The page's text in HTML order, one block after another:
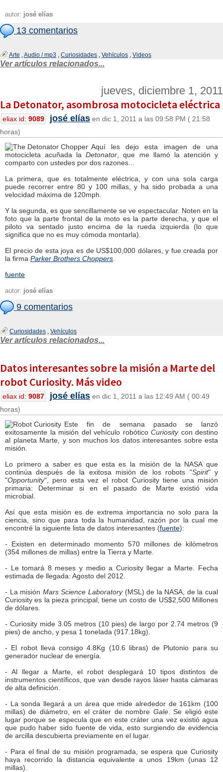
autor: josé elías
13 comentarios
Arte ,Audio / mp3 , Curiosidades , Vehículos , Videos
Ver artículos relacionados...
jueves, diciembre 1, 2011
La Detonator, asombrosa motocicleta eléctrica
eliax id: 9089 josé elías en dic 1, 2011 a las 09:58 PM ( 21:58
horas)
Aquí les dejo esta imagen de una
motocicleta acuñada laDetonator , que me llamó la atención y
comparto con ustedes por dos razones...
La primera, que es totalmente eléctrica, y con una sola carga
puede recorrer entre 80 y 100 millas, y ha sido probada a una
velocidad máxima de 120mph.
Y la segunda, es que sencillamente se ve espectacular. Noten en la
foto que la parte frontal de la moto es la parte derecha, y que el
piloto va sentado justo encima de la rueda izquierda (lo que
significa que no es muy cómoda montarla).
El precio de esta joya es de US$100,000 dólares, y fue creada por
la firma Parker Brothers Choppers
fuente
autor: josé elías
9 comentarios
Curiosidades , Vehículos
Ver artículos relacionados...
Datos interesantes sobre la misión a Marte del
robot Curiosity. Más video
eliax id: 9087 josé elías en dic 1, 2011 a las 12:49 AM ( 00:49
horas)
Este fin de semana pasado se lanzó
exitosamente la misión del vehículo robótico Curiositycon destino
al planeta Marte, y son muchos los datos interesantes sobre esta
misión.
Lo primero a saber es que esta es la misión de la NASA que
continúa después de la exitosa misión de los robots "Spirit" y
"Opportunity", pero esta vez el robot Curiosity tiene una misión
primaria: Determinar si en el pasado de Marte existió vida
microbial.
Así que esta misión es de extrema importancia no solo para la
ciencia, sino que para toda la humanidad, razón por la cual me
encontré la siguiente lista de datos interesantes (fuente):
- Existen en determinado momento 570 millones de kilómetros
(354 millones de millas) entre la Tierra y Marte.
- Le tomará 8 meses y medio a Curiosity llegar a Marte. Fecha
estimada de llegada: Agosto del 2012.
- La misión Mars Science Laboratory(MSL) de la NASA, de la cual
Curiosity es la pieza principal, tiene un costo de US$2,500 Millones
de dólares.
- Curiosity mide 3.05 metros (10 pies) de largo por 2.74 metros (9
pies) de ancho, y pesa 1 tonelada (917.18kg).
- El robot lleva consigo 4.8Kg (10.6 libras) de Plutonio para su
generador nuclear de energía.
- Al llegar a Marte, el robot desplegará 10 tipos distintos de
instrumentos científicos, que van desde rayos láser hasta cámaras
de alta definición.
- La sonda llegará a un área que mide alrededor de 161km (100
millas) de diámetro, en el cráter de nombre Gale. Se eligió este
lugar porque se especula que en este cráter una vez existió agua
que pudo haber sido fuente de vida, esto surgiendo de evidencia
de arcilla descubierta previamente en el lugar.
- Para el final de su misión programada, se espera que Curiosity
haya recorrido la distancia equivalente a unos 19km (unas 12
millas).